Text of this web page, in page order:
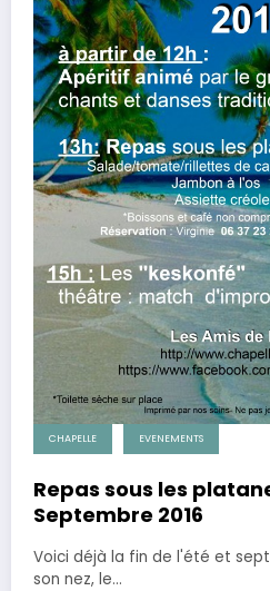
CHAPELLE EVENEMENTS
Repas sous les
Septembre 2016
Voici déjà la fin de l'été et
son nez, le…